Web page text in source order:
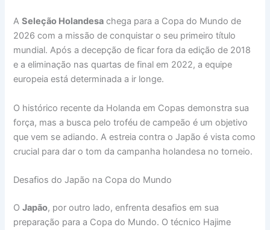
ASeleção Holandesa chega para a Copa do Mundo de
2026 com a missão de conquistar o seu primeiro título
mundial. Após a decepção de ficar fora da edição de 2018
e a eliminação nas quartas de final em 2022, a equipe
europeia está determinada a ir longe.
O histórico recente da Holanda em Copas demonstra sua
força, mas a busca pelo troféu de campeão é um objetivo
que vem se adiando. A estreia contra o Japão é vista como
crucial para dar o tom da campanha holandesa no torneio.
Desafios do Japão na Copa do Mundo
OJapão, por outro lado, enfrenta desafios em sua
preparação para a Copa do Mundo. O técnico Hajime